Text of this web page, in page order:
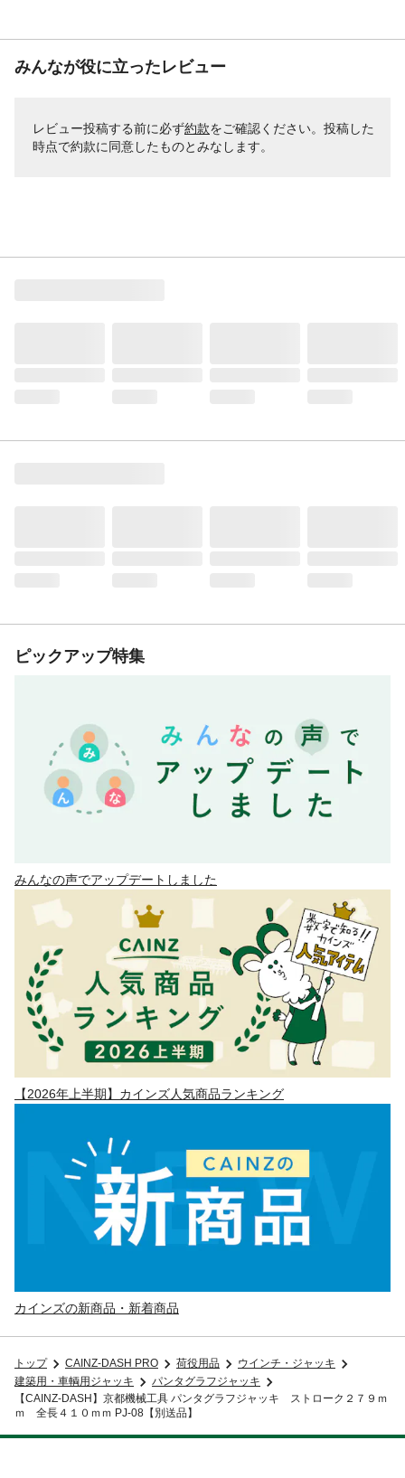
みんなが役に立ったレビュー
レビュー投稿する前に必ず約款をご確認ください。投稿した
時点で約款に同意したものとみなします。
ピックアップ特集
みんなの声でアップデートしました
【2026年上半期】カインズ人気商品ランキング
カインズの新商品・新着商品
トップ CAINZ-DASH PRO 荷役用品
ウインチ・ジャッキ
建築用・車輌用ジャッキ
パンタグラフジャッキ
【CAINZ-DASH】京都機械工具 パンタグラフジャッキ ストローク２７９ｍ
ｍ 全長４１０ｍｍ PJ-08【別送品】